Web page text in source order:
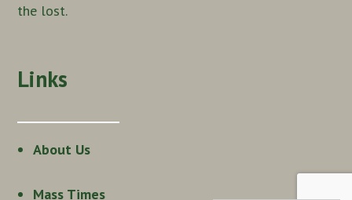
the lost.
Links
About Us
Mass Times